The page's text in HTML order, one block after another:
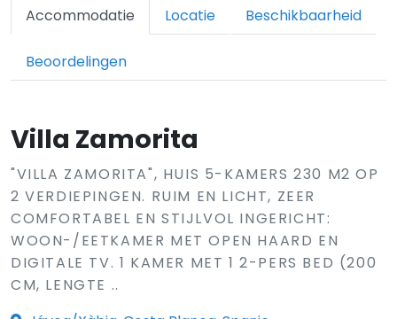
Accommodatie Locatie Beschikbaarheid
Beoordelingen
Villa Zamorita
"VILLA ZAMORITA", HUIS 5-KAMERS 230 M2 OP
2 VERDIEPINGEN. RUIM EN LICHT, ZEER
COMFORTABEL EN STIJLVOL INGERICHT:
WOON-/EETKAMER MET OPEN HAARD EN
DIGITALE TV. 1 KAMER MET 1 2-PERS BED (200
CM, LENGTE ..